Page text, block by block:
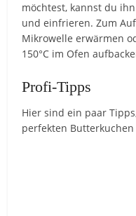
möchtest, kannst du
und einfrieren. Zum
Mikrowelle erwärmen
150°C im Ofen
Profi-Tipps
Hier sind ein paar
perfekten Butterkuchen